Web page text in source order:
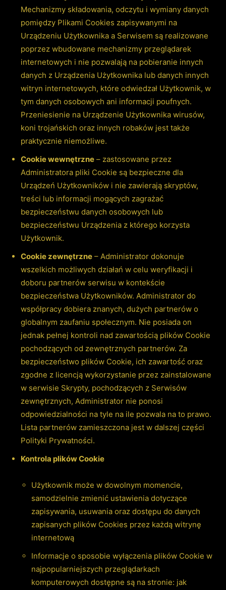
Mechanizmy składowania, odczytu i wymiany danych
pomiędzy Plikami Cookies zapisywanymi na
Urządzeniu Użytkownika a Serwisem są realizowane
poprzez wbudowane mechanizmy przeglądarek
internetowych i nie pozwalają na pobieranie innych
danych z Urządzenia Użytkownika lub danych innych
witryn internetowych, które odwiedzał Użytkownik, w
tym danych osobowych ani informacji poufnych.
Przeniesienie na Urządzenie Użytkownika wirusów,
koni trojańskich oraz innych robaków jest także
praktycznie niemożliwe.
Cookie wewnętrzne – zastosowane przez
Administratora pliki Cookie są bezpieczne dla
Urządzeń Użytkowników i nie zawierają skryptów,
treści lub informacji mogących zagrażać
bezpieczeństwu danych osobowych lub
bezpieczeństwu Urządzenia z którego korzysta
Użytkownik.
Cookie zewnętrzne – Administrator dokonuje
wszelkich możliwych działań w celu weryfikacji i
doboru partnerów serwisu w kontekście
bezpieczeństwa Użytkowników. Administrator do
współpracy dobiera znanych, dużych partnerów o
globalnym zaufaniu społecznym. Nie posiada on
jednak pełnej kontroli nad zawartością plików Cookie
pochodzących od zewnętrznych partnerów. Za
bezpieczeństwo plików Cookie, ich zawartość oraz
zgodne z licencją wykorzystanie przez zainstalowane
w serwisie Skrypty, pochodzących z Serwisów
zewnętrznych, Administrator nie ponosi
odpowiedzialności na tyle na ile pozwala na to prawo.
Lista partnerów zamieszczona jest w dalszej części
Polityki Prywatności.
Kontrola plików Cookie
Użytkownik może w dowolnym momencie,
samodzielnie zmienić ustawienia dotyczące
zapisywania, usuwania oraz dostępu do danych
zapisanych plików Cookies przez każdą witrynę
internetową
Informacje o sposobie wyłączenia plików Cookie w
najpopularniejszych przeglądarkach
komputerowych dostępne są na stronie: jak